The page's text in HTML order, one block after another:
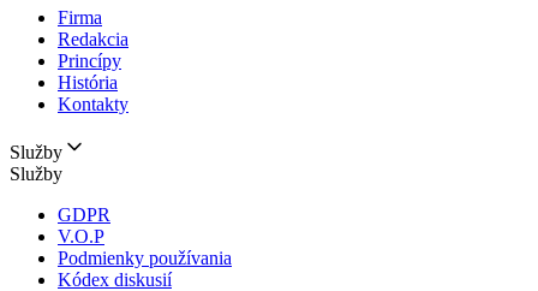
Firma
Redakcia
Princípy
História
Kontakty
Služby
Služby
GDPR
V.O.P
Podmienky používania
Kódex diskusií